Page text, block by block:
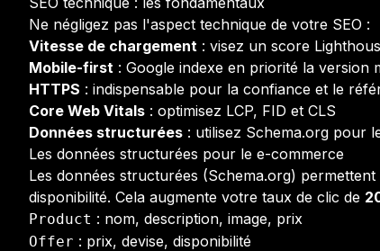
Ne négligez pas l'aspect technique de votre SEO :
Vitesse de chargement : visez un score
Mobile-first : Google indexe en priorité la version
HTTPS : indispensable pour la confiance et le
Core Web Vitals : optimisez LCP, FID et CLS
Données structurées : utilisez Schema.org pour
Les données structurées pour le e-commerce
Les données structurées (Schema.org)
disponibilité. Cela augmente votre taux de clic de
Product : nom, description, image, prix
Offer : prix, devise, disponibilité